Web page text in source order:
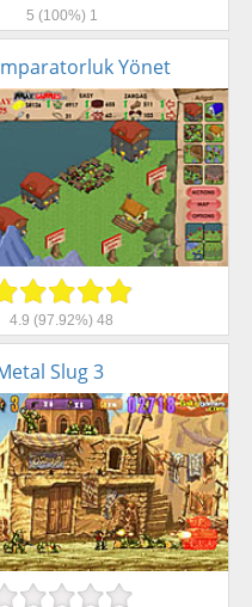
5 (100%) 1
Yönet
4.9 (97.92%)48
Slug 3